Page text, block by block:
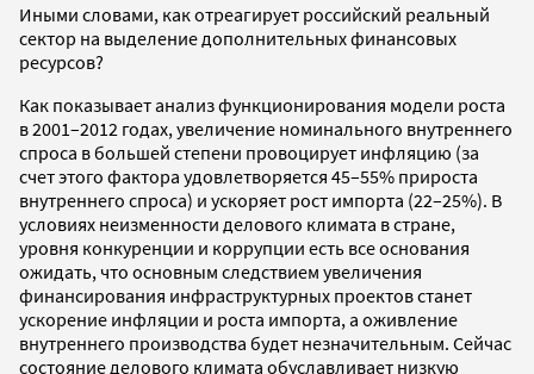
Иными словами, как отреагирует российский реальный
сектор на выделение дополнительных финансовых
ресурсов?
Как показывает анализ функционирования модели роста
в 2001–2012 годах, увеличение номинального внутреннего
спроса в большей степени провоцирует инфляцию (за
счет этого фактора удовлетворяется 45–55% прироста
внутреннего спроса) и ускоряет рост импорта (22–25%). В
условиях неизменности делового климата в стране,
уровня конкуренции и коррупции есть все основания
ожидать, что основным следствием увеличения
финансирования инфраструктурных проектов станет
ускорение инфляции и роста импорта, а оживление
внутреннего производства будет незначительным. Сейчас
состояние делового климата обуславливает низкую